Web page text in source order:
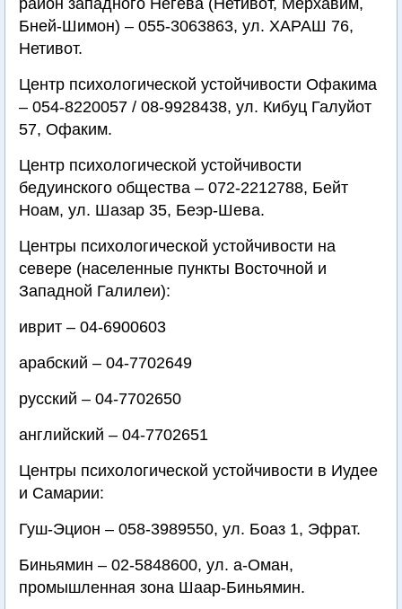
район западного Негева (Нетивот, Мерхавим,
Бней-Шимон) – 055-3063863, ул. ХАРАШ 76,
Нетивот.
Центр психологической устойчивости Офакима
– 054-8220057 / 08-9928438, ул. Кибуц Галуйот
57, Офаким.
Центр психологической устойчивости
бедуинского общества – 072-2212788, Бейт
Ноам, ул. Шазар 35, Беэр-Шева.
Центры психологической устойчивости на
севере (населенные пункты Восточной и
Западной Галилеи):
иврит – 04-6900603
арабский – 04-7702649
русский – 04-7702650
английский – 04-7702651
Центры психологической устойчивости в Иудее
и Самарии:
Гуш-Эцион – 058-3989550, ул. Боаз 1, Эфрат.
Биньямин – 02-5848600, ул. а-Оман,
промышленная зона Шаар-Биньямин.